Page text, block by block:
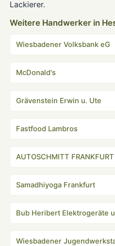
Lackierer.
Weitere Handwerker in
Wiesbadener Volksbank eG
McDonald's
Grävenstein Erwin u. Ute
Fastfood Lambros
AUTOSCHMITT FRANKFURT
Samadhiyoga Frankfurt
Bub Heribert Elektrogeräte
Wiesbadener